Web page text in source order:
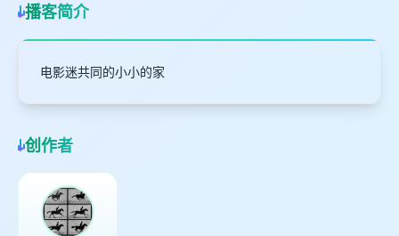
播客简介
电影迷共同的小小的家
创作者
取消 确定